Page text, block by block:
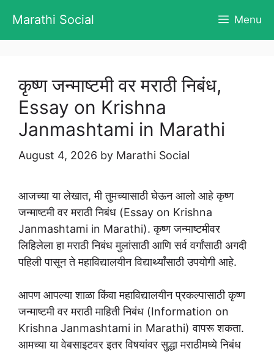
content
Marathi Social Menu
कृष्ण जन्माष्टमी वर मराठी निबंध,
Essay on Krishna
Janmashtami in Marathi
August 4, 2026 by Marathi Social
आजच्या या लेखात, मी तुमच्यासाठी घेऊन आलो आहे कृष्ण
जन्माष्टमी वर मराठी निबंध (Essay on Krishna
Janmashtami in Marathi). कृष्ण जन्माष्टमीवर
लिहिलेला हा मराठी निबंध मुलांसाठी आणि सर्व वर्गांसाठी अगदी
पहिली पासून ते महाविद्यालयीन विद्यार्थ्यांसाठी उपयोगी आहे.
आपण आपल्या शाळा किंवा महाविद्यालयीन प्रकल्पासाठी कृष्ण
जन्माष्टमी वर मराठी माहिती निबंध (Information on
Krishna Janmashtami in Marathi) वापरू शकता.
आमच्या या वेबसाइटवर इतर विषयांवर सुद्धा मराठीमध्ये निबंध